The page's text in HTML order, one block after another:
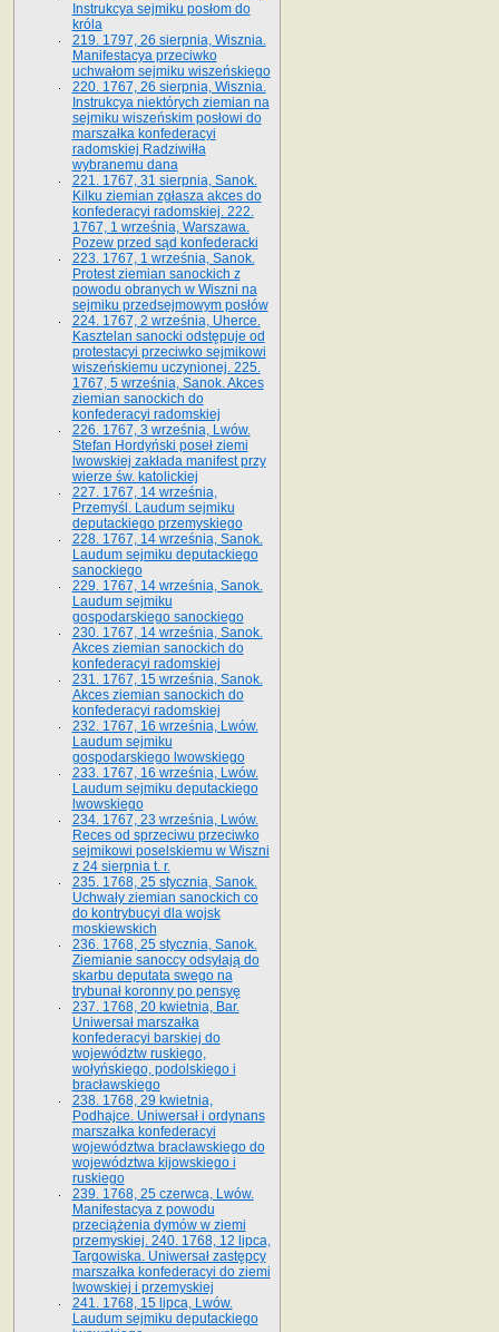
Instrukcya sejmiku posłom do
króla
219. 1797, 26 sierpnia, Wisznia.
Manifestacya przeciwko
uchwałom sejmiku wiszeńskiego
220. 1767, 26 sierpnia, Wisznia.
Instrukcya niektórych ziemian na
sejmiku wiszeńskim posłowi do
marszałka konfe­deracyi
radomskiej Radziwiłła
wybranemu dana
221. 1767, 31 sierpnia, Sanok.
Kilku ziemian zgłasza akces do
konfederacyi radomskiej. 222.
1767, 1 września, Warszawa.
Pozew przed sąd konfederacki
223. 1767, 1 września, Sanok.
Protest ziemian sanockich z
powodu obranych w Wiszni na
sejmiku przedsejmo­wym posłów
224. 1767, 2 września, Uherce.
Kasztelan sanocki odstępuje od
protestacyi przeciwko sejmikowi
wiszeńskiemu uczynionej. 225.
1767, 5 września, Sanok. Akces
ziemian sanockich do
konfederacyi radomskiej
226. 1767, 3 września, Lwów.
Stefan Hordyński poseł ziemi
lwowskiej zakłada manifest przy
wierze św. ka­tolickiej
227. 1767, 14 września,
Przemyśl. Laudum sejmiku
deputackiego przemyskiego
228. 1767, 14 września, Sanok.
Laudum sejmiku deputackiego
sanockiego
229. 1767, 14 września, Sanok.
Laudum sejmiku
gospodarskiego sanockiego
230. 1767, 14 września, Sanok.
Akces ziemian sanockich do
konfederacyi radomskiej
231. 1767, 15 września, Sanok.
Akces ziemian sanockich do
konfederacyi radomskiej
232. 1767, 16 września, Lwów.
Laudum sejmiku
gospodarskiego lwowskiego
233. 1767, 16 września, Lwów.
Laudum sejmiku deputackiego
lwowskiego
234. 1767, 23 września, Lwów.
Reces od sprzeciwu przeciwko
sejmikowi poselskiemu w Wiszni
z 24 sierpnia t. r.
235. 1768, 25 stycznia, Sanok.
Uchwały ziemian sanockich co
do kontrybucyi dla wojsk
moskiewskich
236. 1768, 25 stycznia, Sanok.
Ziemianie sanoccy odsyłają do
skarbu deputata swego na
trybunał koronny po pensyę
237. 1768, 20 kwietnia, Bar.
Uniwersał marszałka
konfederacyi barskiej do
województw ruskiego,
wołyńskiego, podolskiego i
bracławskiego
238. 1768, 29 kwietnia,
Podhajce. Uniwersał i ordynans
marszałka konfederacyi
województwa bracławskiego do
wo­jewództwa kijowskiego i
ruskiego
239. 1768, 25 czerwca, Lwów.
Manifestacya z powodu
przeciążenia dymów w ziemi
przemyskiej. 240. 1768, 12 lipca,
Targowiska. Uniwersał zastępcy
marszałka konfederacyi do ziemi
lwowskiej i przemyskiej
241. 1768, 15 lipca, Lwów.
Laudum sejmiku deputackiego